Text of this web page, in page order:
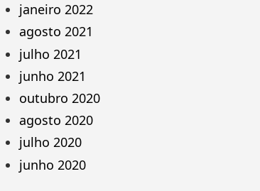
janeiro 2022
agosto 2021
julho 2021
junho 2021
outubro 2020
agosto 2020
julho 2020
junho 2020